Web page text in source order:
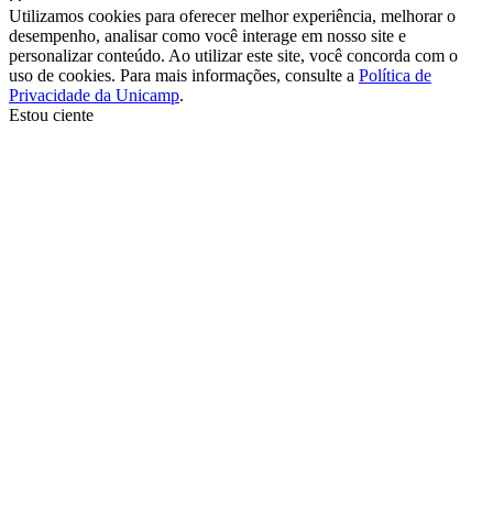
Utilizamos cookies para oferecer melhor experiência, melhorar o
desempenho, analisar como você interage em nosso site e
personalizar conteúdo. Ao utilizar este site, você concorda com o
uso de cookies. Para mais informações, consulte a Política de
Privacidade da Unicamp.
Estou ciente